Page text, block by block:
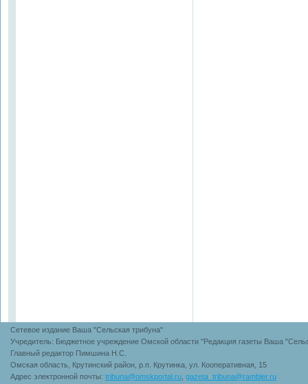
Сетевое издание Ваша "Сельская трибуна"
Учредитель: Бюджетное учреждение Омской области "Редакция газеты Ваша
Главный редактор Пимшина Н.С.
Омская область, Крутинский район, р.п. Крутинка, ул. Кооперативная, 15
Адрес электронной почты: tribuna@omskportal.ru gazeta_tribuna@rambler.ru